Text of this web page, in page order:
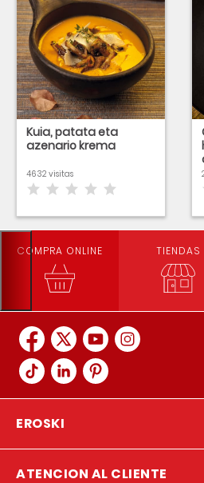
Kuia, patata eta
azenario krema
4632 visitas
COMPRA ONLINE TIENDAS
EROSKI
ATENCION AL CLIENTE